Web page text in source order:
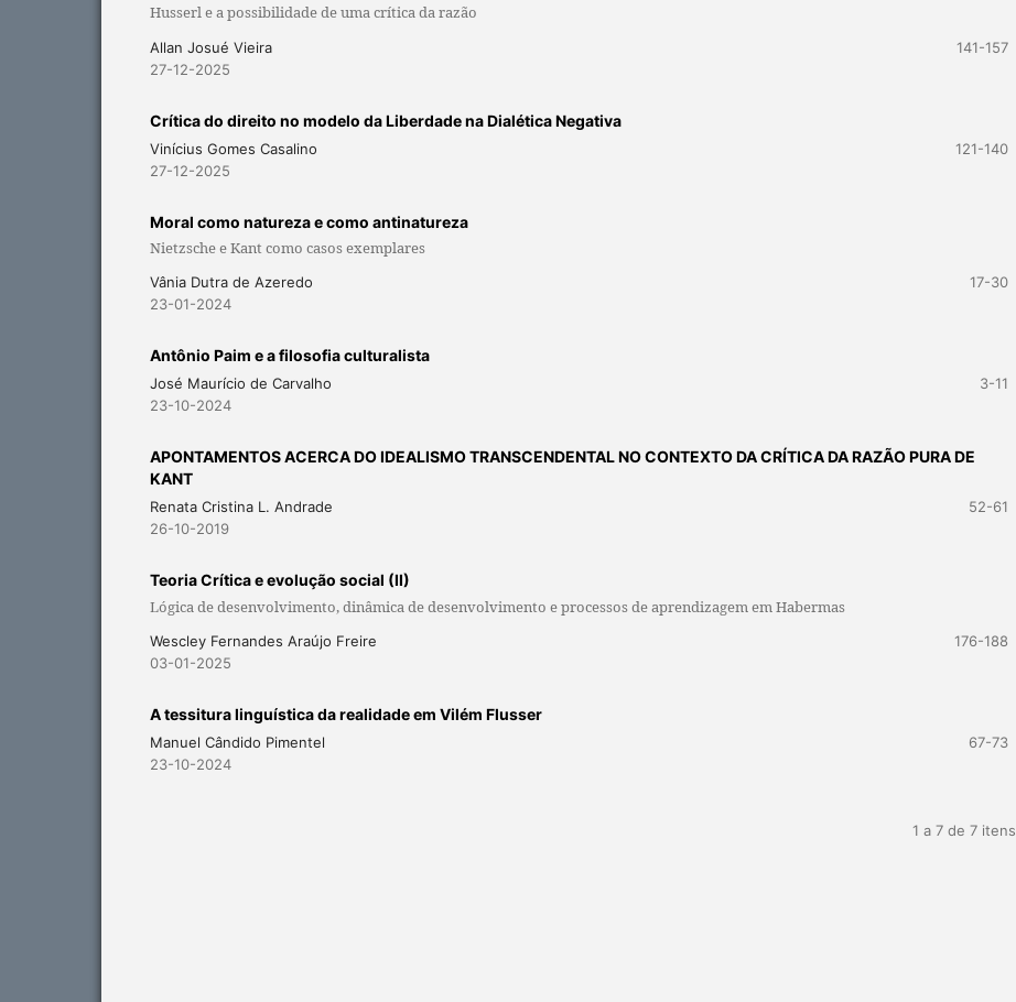
Husserl e a possibilidade de uma crítica da razão
Allan Josué Vieira
141-157
27-12-2025
Crítica do direito no modelo da Liberdade na Dialética Negativa
Vinícius Gomes Casalino
121-140
27-12-2025
Moral como natureza e como antinatureza
Nietzsche e Kant como casos exemplares
Vânia Dutra de Azeredo
17-30
23-01-2024
Antônio Paim e a filosofia culturalista
José Maurício de Carvalho
3-11
23-10-2024
APONTAMENTOS ACERCA DO IDEALISMO TRANSCENDENTAL NO CONTEXTO DA CRÍTICA DA RAZÃO PURA DE
KANT
Renata Cristina L. Andrade
52-61
26-10-2019
Teoria Crítica e evolução social (II)
Lógica de desenvolvimento, dinâmica de desenvolvimento e processos de aprendizagem em Habermas
Wescley Fernandes Araújo Freire
176-188
03-01-2025
A tessitura linguística da realidade em Vilém Flusser
Manuel Cândido Pimentel
67-73
23-10-2024
1 a 7 de 7 itens